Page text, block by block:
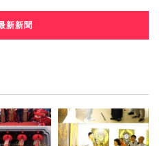
新新聞